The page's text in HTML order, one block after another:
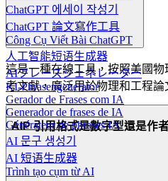
ChatGPT 에세이 작성기
ChatGPT 論文寫作工具
Công Cụ Viết Bài ChatGPT
人工智能短语生成器
AIフレーズジェネレーター
KI-Phrasengenerator
Gerador de Frases com IA
Generador de frases de IA
Générateur de phrases IA
AI 문구 생성기
AI 短语生成器
Trình tạo cụm từ AI
這是一種在線工具，按照美國
考文獻，廣泛用於物理和工程論
AIP 引用格式是數字型還是作